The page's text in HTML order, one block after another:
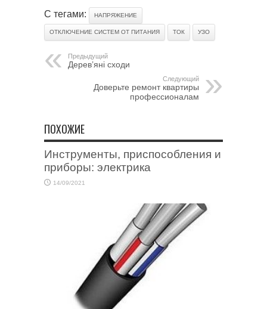
С тегами: НАПРЯЖЕНИЕ
ОТКЛЮЧЕНИЕ СИСТЕМ ОТ ПИТАНИЯ ТОК УЗО
Предыдущий
Дерев’яні сходи
Следующий
Доверьте ремонт квартиры
профессионалам
ПОХОЖИЕ
Инструменты, приспособления и
приборы: электрика
14/09/2021